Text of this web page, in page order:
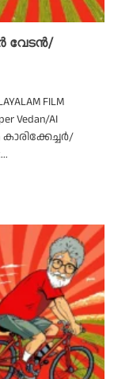
വേടൻ/
FILM
Vedan/AI
കാരിക്കേച്ചർ/